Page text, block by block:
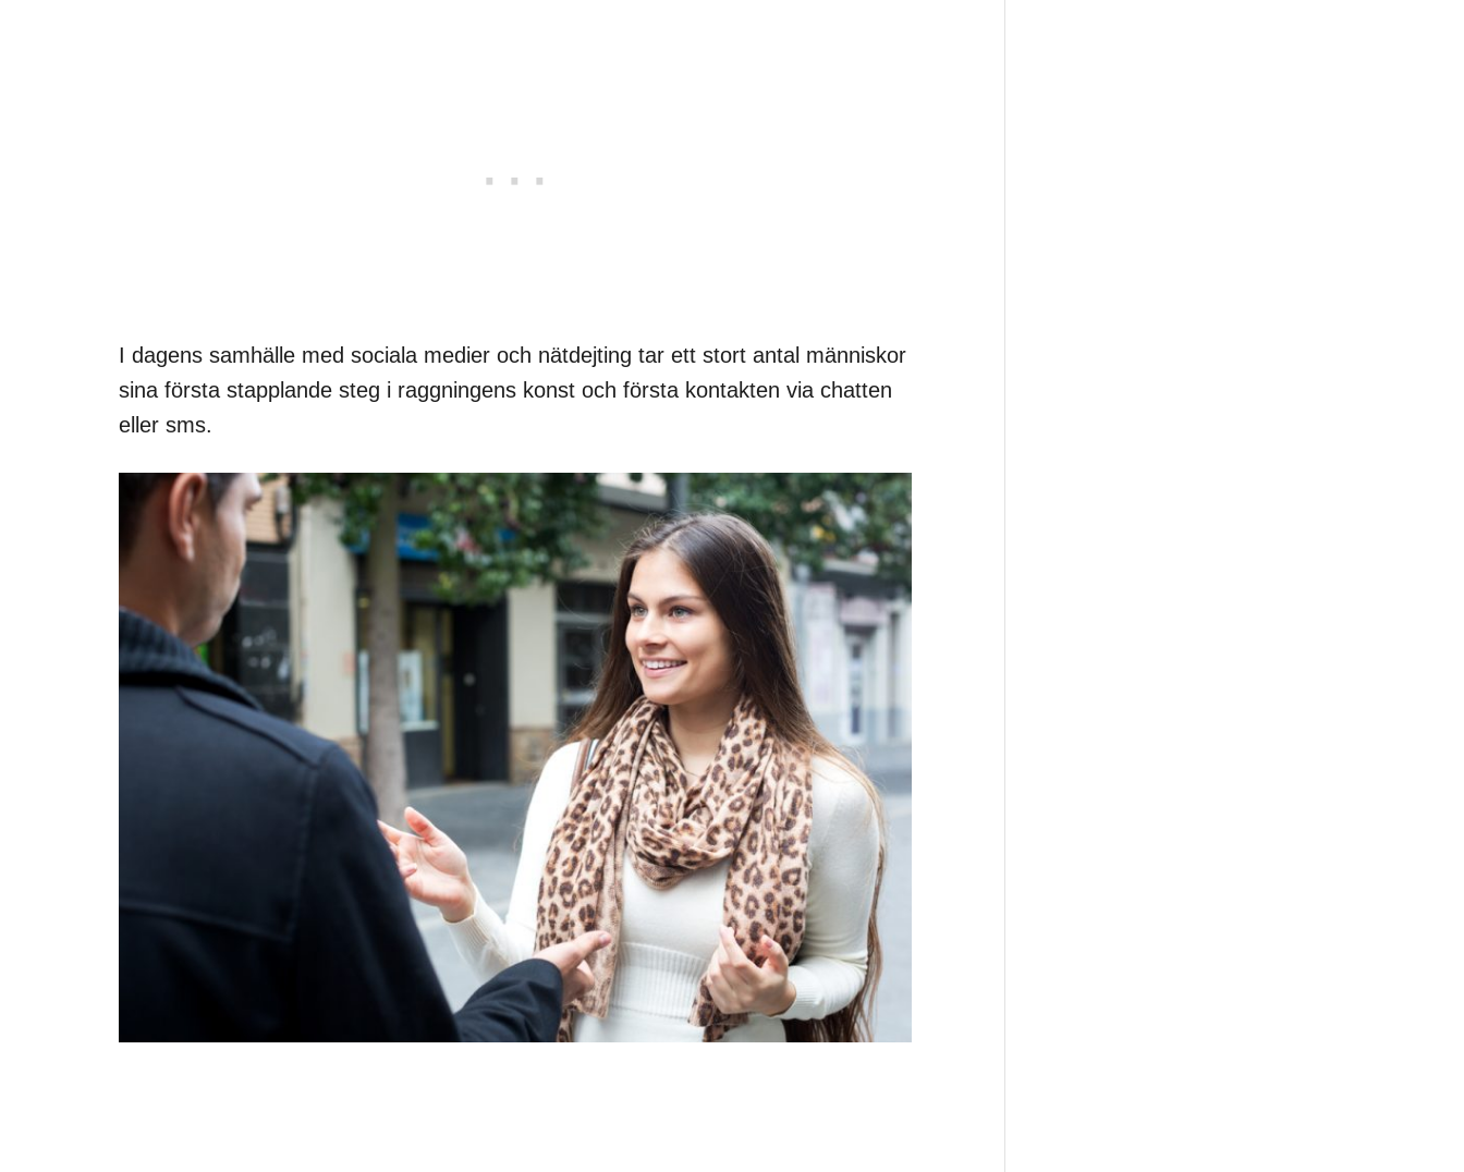
I dagens samhälle med sociala medier och nätdejting tar ett stort antal människor
sina första stapplande steg i raggningens konst och första kontakten via chatten
eller sms.